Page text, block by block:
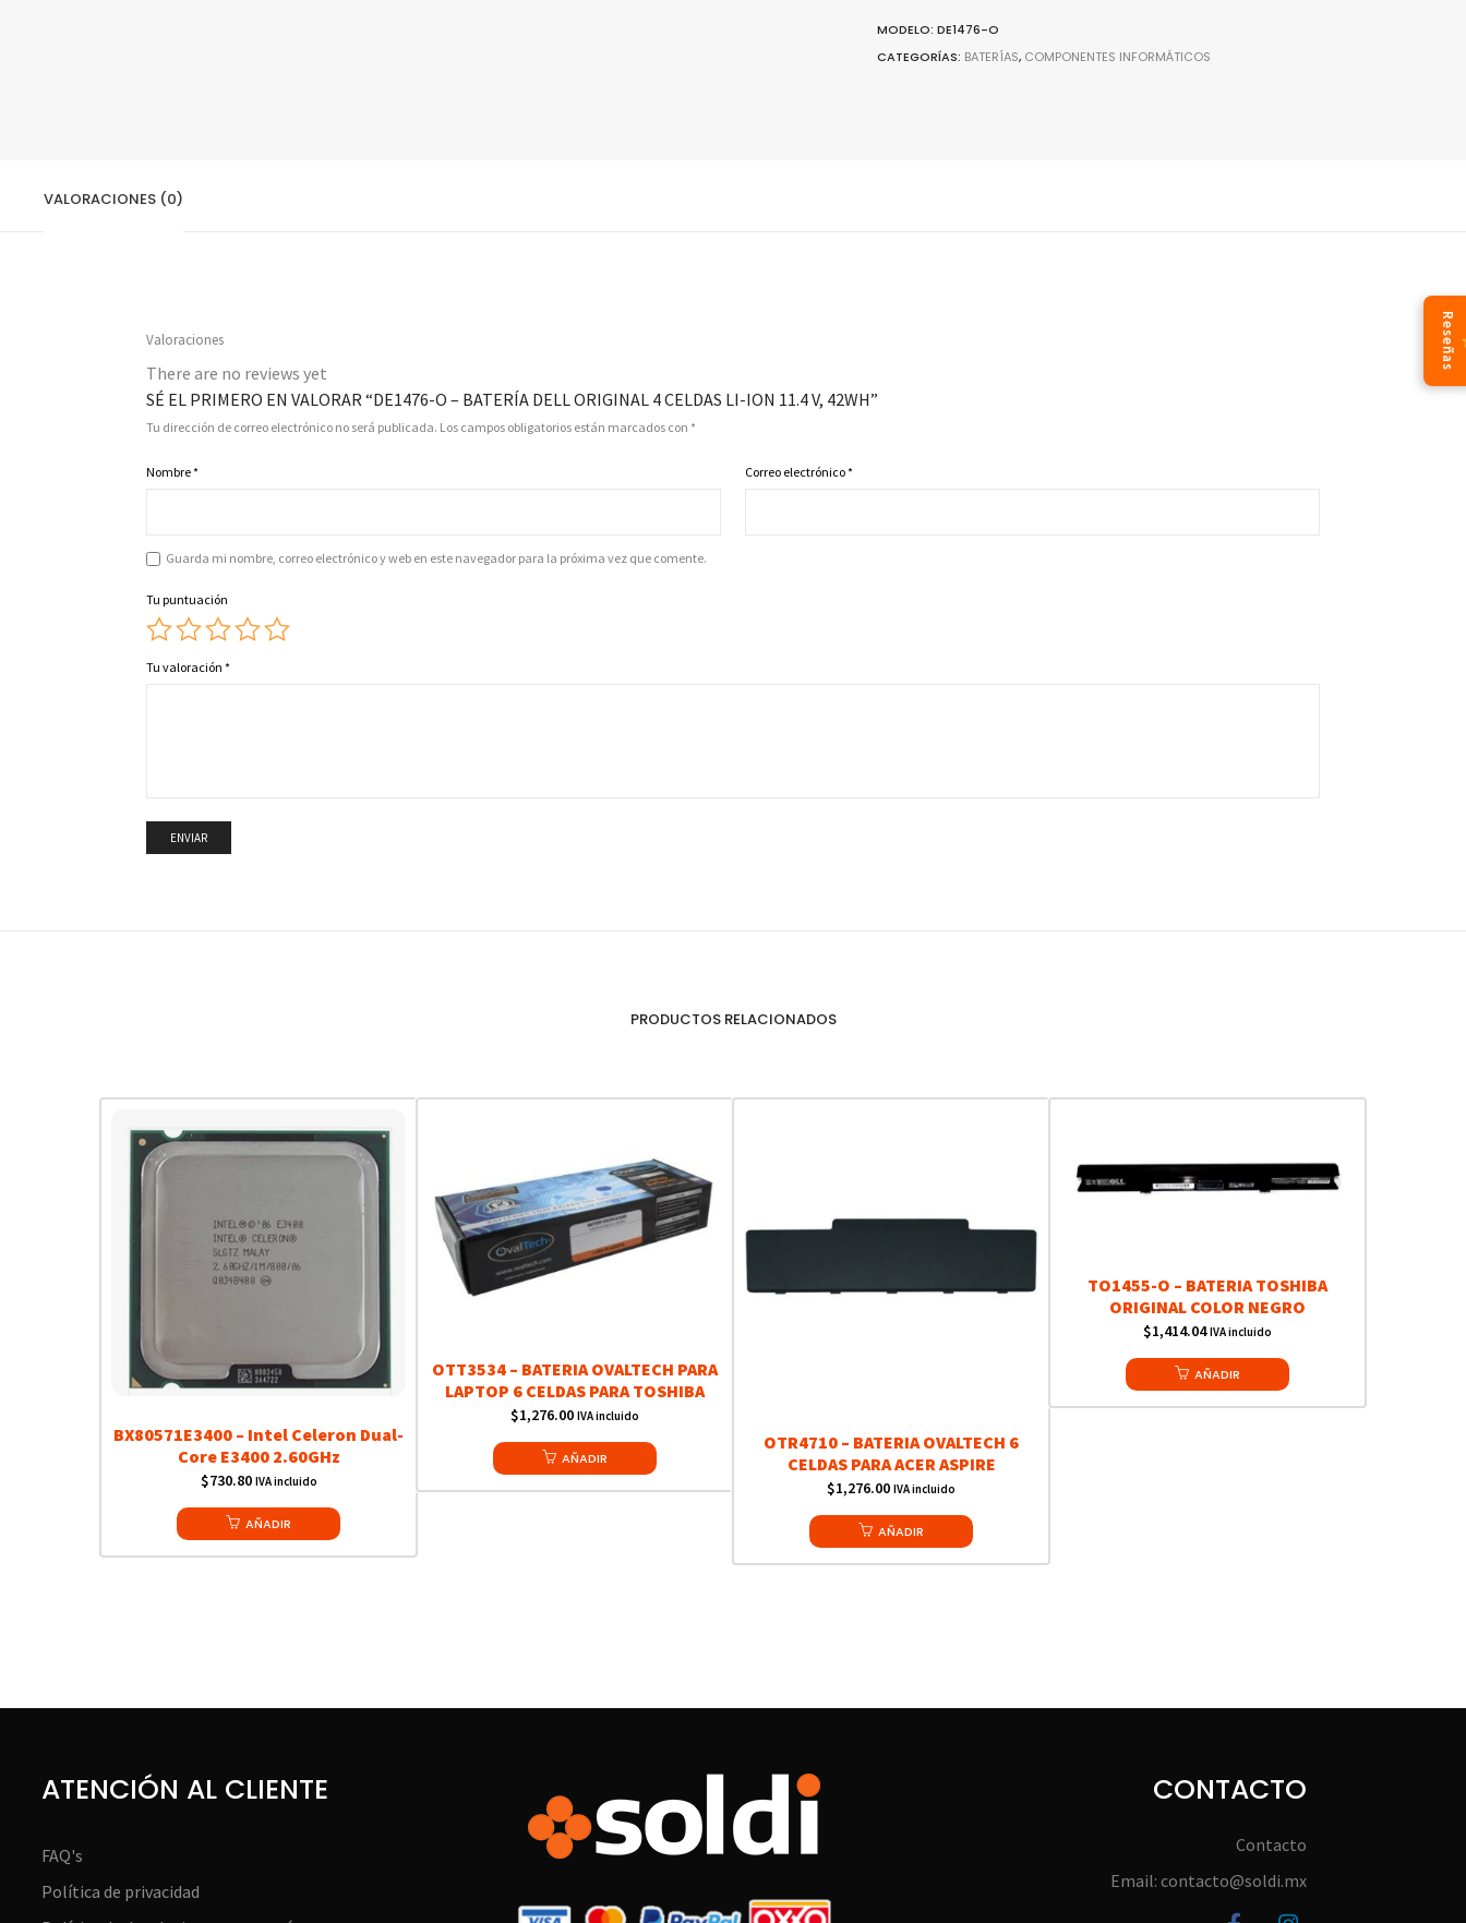
LI-
ION
MODELO: DE1476-O
CATEGORÍAS: BATERÍAS, COMPONENTES INFORMÁTICOS
VALORACIONES (0)
Valoraciones
There are no reviews yet
SÉ EL PRIMERO EN VALORAR “DE1476-O – BATERÍA DELL ORIGINAL 4 CELDAS LI-ION 11.4 V, 42WH”
Tu dirección de correo electrónico no será publicada. Los campos obligatorios están marcados con *
Nombre* Correo electrónico*
Guarda mi nombre, correo electrónico y web en este navegador para la próxima vez que comente.
Tu puntuación
Tu valoración*
PRODUCTOS RELACIONADOS
BX80571E3400 – Intel Celeron Dual-
Core E3400 2.60GHz
$730.80 IVA incluido
AÑADIR
OTT3534 – BATERIA OVALTECH PARA
LAPTOP 6 CELDAS PARA TOSHIBA
$1,276.00 IVA incluido
AÑADIR
OTR4710 – BATERIA OVALTECH 6
CELDAS PARA ACER ASPIRE
$1,276.00 IVA incluido
AÑADIR
TO1455-O – BATERIA TOSHIBA
ORIGINAL COLOR NEGRO
$1,414.04 IVA incluido
AÑADIR
ATENCIÓN AL CLIENTE
FAQ's
Política de privacidad
CONTACTO
Contacto
Email: contacto@soldi.mx
Reseñas